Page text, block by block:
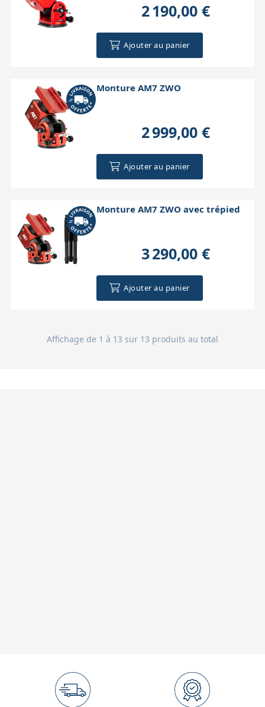
2 190,00 €
Ajouter au panier
Monture AM7 ZWO
2 999,00 €
Ajouter au panier
Monture AM7 ZWO avec trépied
3 290,00 €
Ajouter au panier
Affichage de 1 à 13 sur 13 produits au total